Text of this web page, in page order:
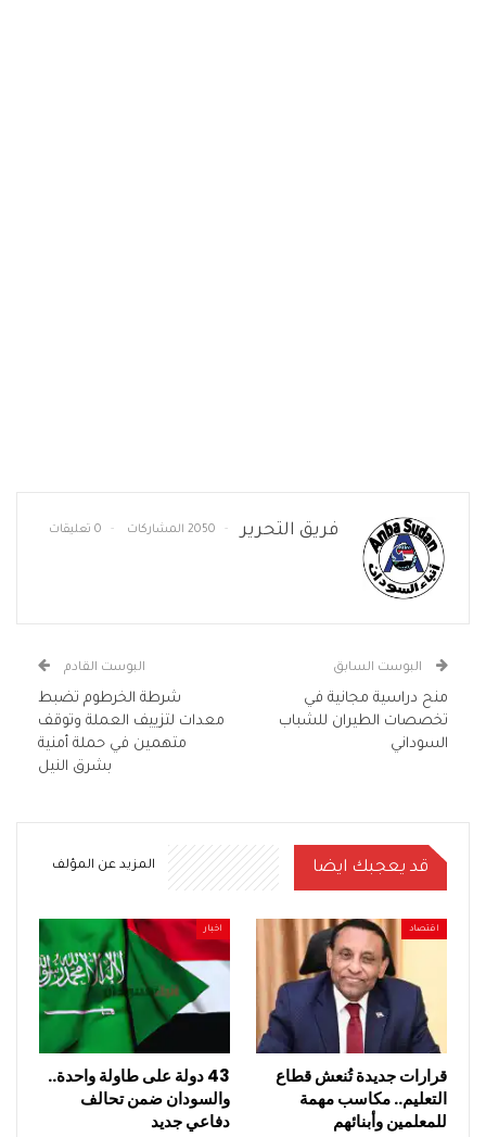
فريق التحرير 2050 المشاركات 0 تعليقات
البوست السابق
منح دراسية مجانية في
تخصصات الطيران للشباب
السوداني
البوست القادم
شرطة الخرطوم تضبط
معدات لتزييف العملة وتوقف
متهمين في حملة أمنية
بشرق النيل
قد يعجبك ايضا المزيد عن المؤلف
اقتصاد
قرارات جديدة تُنعش قطاع
التعليم.. مكاسب مهمة
للمعلمين وأبنائهم
اخبار
43 دولة على طاولة واحدة..
والسودان ضمن تحالف
دفاعي جديد